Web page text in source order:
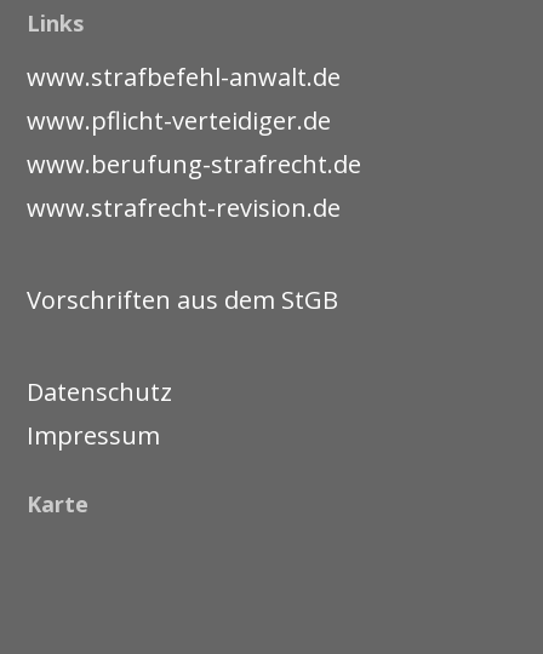
Links
www.strafbefehl-anwalt.de
www.pflicht-verteidiger.de
www.berufung-strafrecht.de
www.strafrecht-revision.de
Vorschriften aus dem StGB
Datenschutz
Impressum
Karte